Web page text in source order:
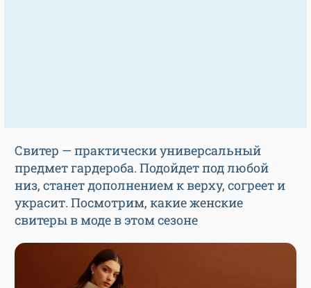
Свитер — практически универсальный
предмет гардероба. Подойдет под любой
низ, станет дополнением к верху, согреет и
украсит. Посмотрим, какие женские
свитеры в моде в этом сезоне